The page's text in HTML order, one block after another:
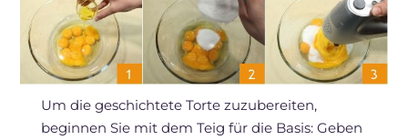
Um die geschichtete Torte zuzubereiten,
beginnen Sie mit dem Teig für die Basis: Geben